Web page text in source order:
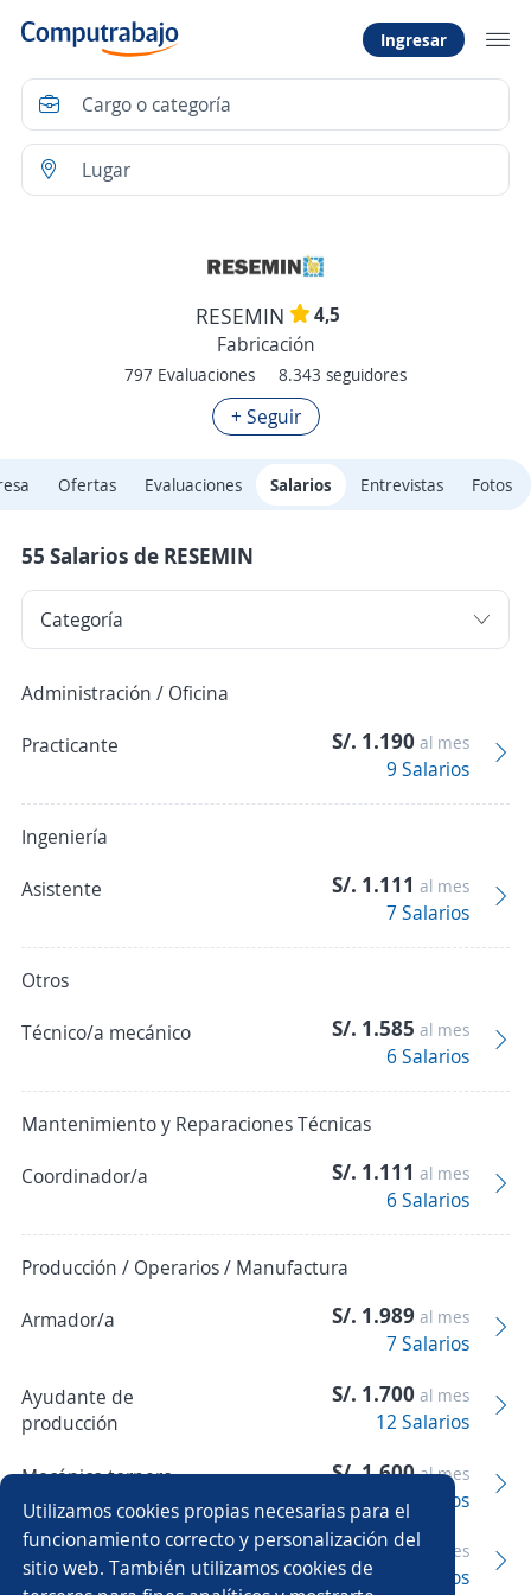
Ingresar
RESEMIN
4,5
Fabricación
797 Evaluaciones 8.343 seguidores
+ Seguir
Ofertas Evaluaciones Salarios Entrevistas Fotos
55 Salarios de RESEMIN
Administración / Oficina
Practicante
S/. 1.190 al mes
9 Salarios
Ingeniería
Asistente
S/. 1.111 al mes
7 Salarios
Otros
Técnico/a mecánico
S/. 1.585 al mes
6 Salarios
Mantenimiento y Reparaciones Técnicas
Coordinador/a
S/. 1.111 al mes
6 Salarios
Producción / Operarios / Manufactura
Armador/a
S/. 1.989 al mes
7 Salarios
Ayudante de
producción
S/. 1.700 al mes
12 Salarios
Mecánico tornero S/. 1.600al mes
3 Salarios
Operador/a S/. 1.760al mes
5 Salarios
Utilizamos cookies propias necesarias para el
funcionamiento correcto y personalización del
sitio web. También utilizamos cookies de